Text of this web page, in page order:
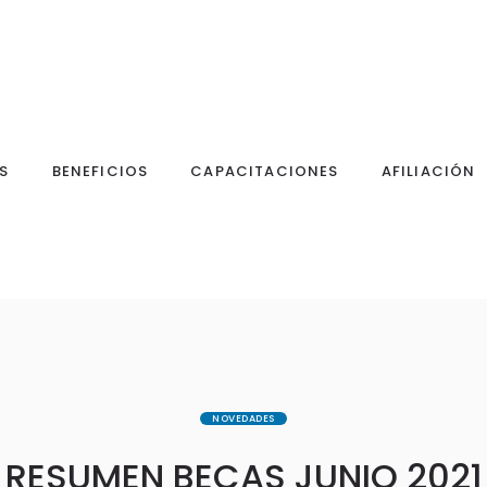
BENEFICIOS CAPACITACIONES AFILIACIÓN
NOVEDADES
RESUMEN BECAS JUNIO 2021